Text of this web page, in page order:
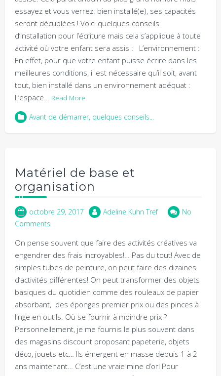
essayez et vous verrez: bien installé(e), ses capacités
seront décuplées ! Voici quelques conseils
d’installation pour l’écriture mais cela s’applique à toute
activité où votre enfant sera assis : L’environnement :
En effet, pour que votre enfant puisse écrire dans les
meilleures conditions, il est nécessaire qu’il soit, avant
tout, bien installé dans un environnement adéquat :
L’espace… Read More
Avant de démarrer, quelques conseils...
Matériel de base et
organisation
octobre 29, 2017 Adeline Kuhn Tref
No
Comments
On pense souvent que faire des activités créatives va
engendrer des frais incroyables!… Pas du tout! Avec de
simples tubes de peinture, on peut faire des dizaines
d’activités différentes! On peut transformer des objets
basiques du quotidien comme des rouleaux de papier
absorbant, des éponges premier prix ou des pinces à
linge en outils. Où se fournir à moindre prix ?
Personnellement, je me fournis le plus souvent dans
des magasins discount proposant papeterie, objets
déco, jouets etc… Ils émergent en masse depuis 1 à 2
ans maintenant… C’est une vraie mine d’or! Pour